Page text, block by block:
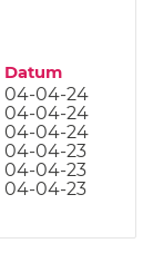
Datum
04-04-24
04-04-24
04-04-24
04-04-23
04-04-23
04-04-23